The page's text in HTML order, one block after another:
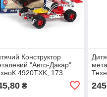
Конструктор
"Авто-Дакар"
4920TXK, 173
₴ 245